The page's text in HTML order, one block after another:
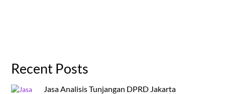
Recent Posts
Jasa Analisis Tunjangan DPRD Jakarta